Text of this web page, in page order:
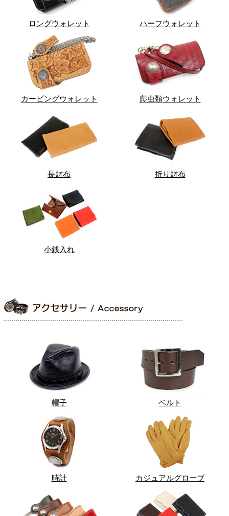
ロングウォレット ハーフウォレット
カービングウォレット 爬虫類ウォレット
長財布 折り財布
小銭入れ
帽子 ベルト
時計 カジュアルグローブ